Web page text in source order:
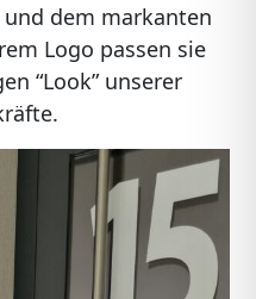
dem markanten
Logo passen sie
“Look” unserer